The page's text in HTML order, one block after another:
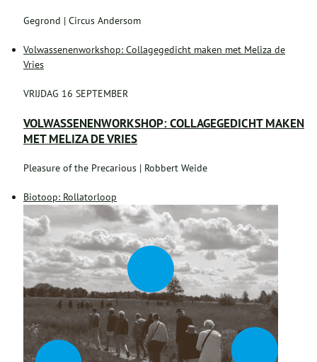
Gegrond | Circus Andersom
Volwassenenworkshop: Collagegedicht maken met Meliza de
Vries
VRIJDAG 16 SEPTEMBER
VOLWASSENENWORKSHOP: COLLAGEGEDICHT MAKEN
MET MELIZA DE VRIES
Pleasure of the Precarious | Robbert Weide
Biotoop: Rollatorloop